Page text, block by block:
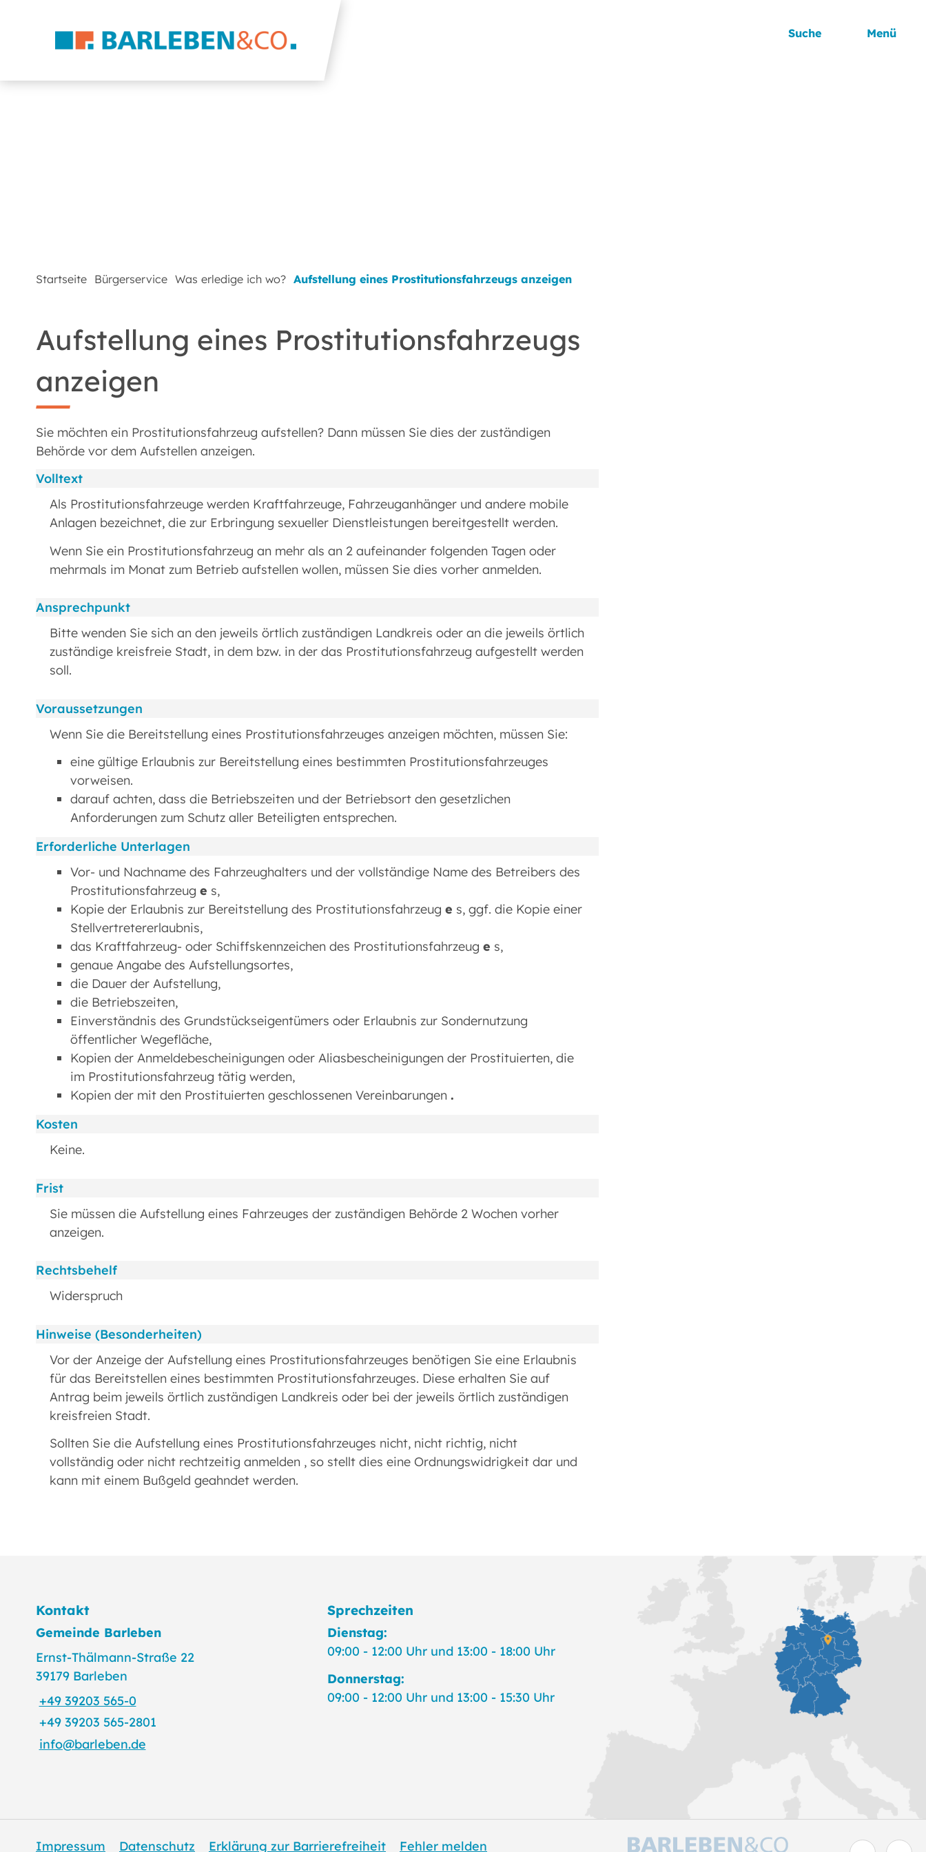
Suche Menü
Startseite Bürgerservice Was erledige ich wo? Aufstellung eines Prostitutionsfahrzeugs anzeigen
Aufstellung eines Prostitutionsfahrzeugs
anzeigen
Sie möchten ein Prostitutionsfahrzeug aufstellen? Dann müssen Sie dies der zuständigen
Behörde vor dem Aufstellen anzeigen.
Volltext
Als Prostitutionsfahrzeuge werden Kraftfahrzeuge, Fahrzeuganhänger und andere mobile
Anlagen bezeichnet, die zur Erbringung sexueller Dienstleistungen bereitgestellt werden.
Wenn Sie ein Prostitutionsfahrzeug an mehr als an 2 aufeinander folgenden Tagen oder
mehrmals im Monat zum Betrieb aufstellen wollen, müssen Sie dies vorher anmelden.
Ansprechpunkt
Bitte wenden Sie sich an den jeweils örtlich zuständigen Landkreis oder an die jeweils örtlich
zuständige kreisfreie Stadt, in dem bzw. in der das Prostitutionsfahrzeug aufgestellt werden
soll.
Voraussetzungen
Wenn Sie die Bereitstellung eines Prostitutionsfahrzeuges anzeigen möchten, müssen Sie:
eine gültige Erlaubnis zur Bereitstellung eines bestimmten Prostitutionsfahrzeuges
vorweisen.
darauf achten, dass die Betriebszeiten und der Betriebsort den gesetzlichen
Anforderungen zum Schutz aller Beteiligten entsprechen.
Erforderliche Unterlagen
Vor- und Nachname des Fahrzeughalters und der vollständige Name des Betreibers des
Prostitutionsfahrzeug e s,
Kopie der Erlaubnis zur Bereitstellung des Prostitutionsfahrzeug e s, ggf. die Kopie einer
Stellvertretererlaubnis,
das Kraftfahrzeug- oder Schiffskennzeichen des Prostitutionsfahrzeug e s,
genaue Angabe des Aufstellungsortes,
die Dauer der Aufstellung,
die Betriebszeiten,
Einverständnis des Grundstückseigentümers oder Erlaubnis zur Sondernutzung
öffentlicher Wegefläche,
Kopien der Anmeldebescheinigungen oder Aliasbescheinigungen der Prostituierten, die
im Prostitutionsfahrzeug tätig werden,
Kopien der mit den Prostituierten geschlossenen Vereinbarungen .
Kosten
Keine.
Frist
Sie müssen die Aufstellung eines Fahrzeuges der zuständigen Behörde 2 Wochen vorher
anzeigen.
Rechtsbehelf
Widerspruch
Hinweise (Besonderheiten)
Vor der Anzeige der Aufstellung eines Prostitutionsfahrzeuges benötigen Sie eine Erlaubnis
für das Bereitstellen eines bestimmten Prostitutionsfahrzeuges. Diese erhalten Sie auf
Antrag beim jeweils örtlich zuständigen Landkreis oder bei der jeweils örtlich zuständigen
kreisfreien Stadt.
Sollten Sie die Aufstellung eines Prostitutionsfahrzeuges nicht, nicht richtig, nicht
vollständig oder nicht rechtzeitig anmelden , so stellt dies eine Ordnungswidrigkeit dar und
kann mit einem Bußgeld geahndet werden.
Kontakt
Gemeinde Barleben
Ernst-Thälmann-Straße 22
39179 Barleben
+49 39203 565-0
+49 39203 565-2801
info@barleben.de
Sprechzeiten
Dienstag:
09:00 - 12:00 Uhr und 13:00 - 18:00 Uhr
Donnerstag:
09:00 - 12:00 Uhr und 13:00 - 15:30 Uhr
Impressum Datenschutz Erklärung zur Barrierefreiheit Fehler melden